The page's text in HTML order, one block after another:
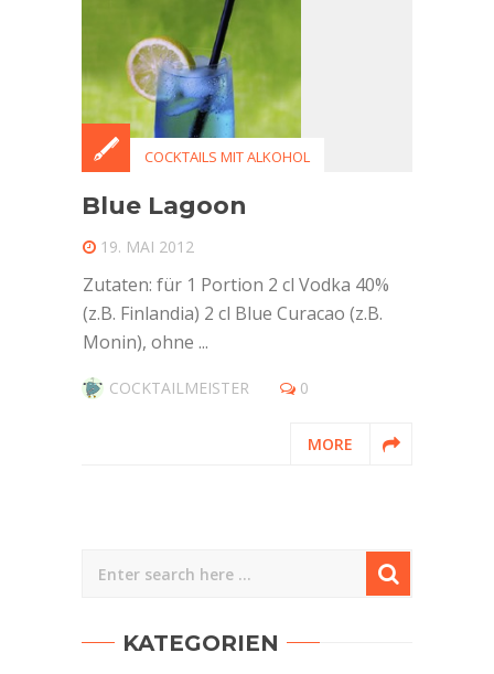
COCKTAILS MIT ALKOHOL
Blue Lagoon
19. MAI 2012
Zutaten: für 1 Portion 2 cl Vodka 40%
(z.B. Finlandia) 2 cl Blue Curacao (z.B.
Monin), ohne ...
COCKTAILMEISTER 0
MORE
KATEGORIEN